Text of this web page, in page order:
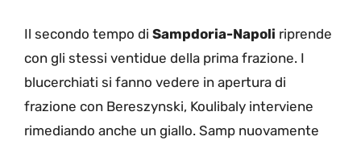
Il secondo tempo di Sampdoria-Napoli riprende
con gli stessi ventidue della prima frazione. I
blucerchiati si fanno vedere in apertura di
frazione con Bereszynski, Koulibaly interviene
rimediando anche un giallo. Samp nuovamente